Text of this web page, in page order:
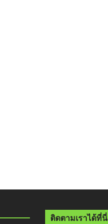
ติดตามเราได้ที่นี่